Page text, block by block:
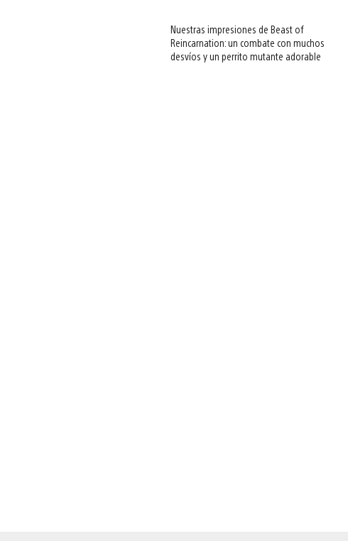
Nuestras impresiones de Beast of
Reincarnation: un combate con muchos
desvíos y un perrito mutante adorable